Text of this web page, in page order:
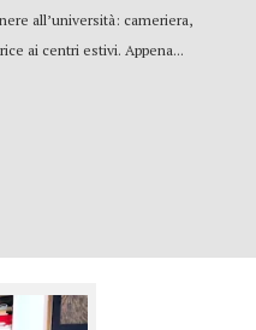
all’università: cameriera,
ai centri estivi. Appena...